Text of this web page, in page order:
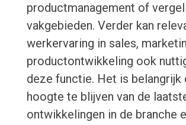
productmanagement of
vakgebieden. Verder kan
werkervaring in sales,
productontwikkeling ook
deze functie. Het is belangrijk
hoogte te blijven van de
ontwikkelingen in de branche